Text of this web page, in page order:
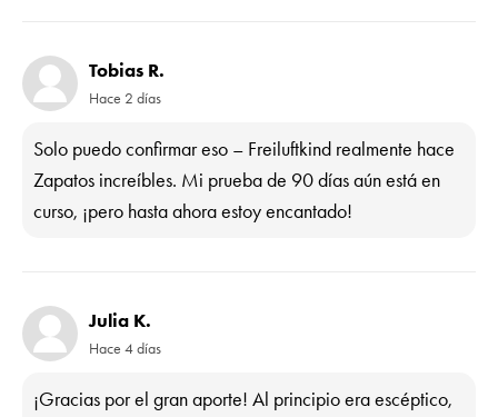
Tobias R.
Hace 2 días
Solo puedo confirmar eso – Freiluftkind realmente hace
Zapatos increíbles. Mi prueba de 90 días aún está en
curso, ¡pero hasta ahora estoy encantado!
Julia K.
Hace 4 días
¡Gracias por el gran aporte! Al principio era escéptico,